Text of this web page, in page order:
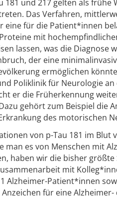
181 und 217 gelten als
Das Verfahren,
für die Patient*innen
mit
lassen, was die Diagnose
der eine
ermöglichen
Poliklinik für Neurologie
er die Früherkennung
gehört zum Beispiel die
des motorischen
von p-Tau 181 im
man es von Menschen mit
haben wir die bisher
mit
Alzheimer-Patient*innen
für eine Alzheimer-